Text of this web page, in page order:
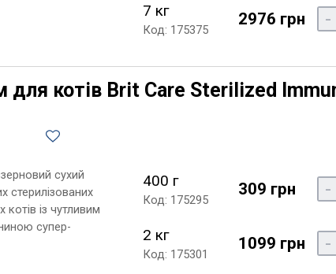
7 кг
Код: 175375
2976 грн -
для котів Brit Care Sterilized
сухий
стерилізованих
котів із чутливим
супер-
400 г
Код: 175295
309 грн -
2 кг
Код: 175301
1099 грн -